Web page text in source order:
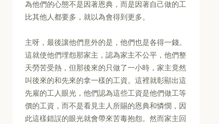
為他們的心態不是因著恩典，而是因著自己做的工
比其他人都要多，就以為會得到更多。
主呀，最後讓他們意外的是，他們也是各得一錢。
這就使他們埋怨那家主，認為家主不公平，他們整
天勞苦受熱，但那後來的只做了一小時，家主竟然
叫後來的和先來的拿一樣的工資。這裡就彰顯出這
先雇的工人眼光，他們認為這些工資是他們做工等
價的工資，而不是看見主人所賜的恩典和憐憫，因
此這樣錯誤的眼光就會帶來苦毒抱怨。然而家主回